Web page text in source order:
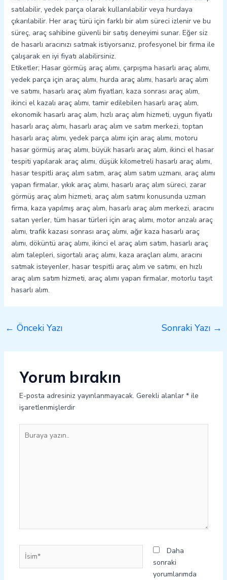
satılabilir, yedek parça olarak kullanılabilir veya hurdaya
çıkarılabilir. Her araç türü için farklı bir alım süreci izlenir ve bu
süreç, araç sahibine güvenli bir satış deneyimi sunar. Eğer siz
de hasarlı aracınızı satmak istiyorsanız, profesyonel bir firma ile
çalışarak en iyi fiyatı alabilirsiniz.
Etiketler; Hasar görmüş araç alımı, çarpışma hasarlı araç alımı,
yedek parça için araç alımı, hurda araç alımı, hasarlı araç alım
ve satımı, hasarlı araç alım fiyatları, kaza sonrası araç alım,
ikinci el kazalı araç alımı, tamir edilebilen hasarlı araç alım,
ekonomik hasarlı araç alım, hızlı araç alım hizmeti, uygun fiyatlı
hasarlı araç alımı, hasarlı araç alım ve satım merkezi, toptan
hasarlı araç alımı, yedek parça alımı için araç alımı, motoru
hasar görmüş araç alımı, büyük hasarlı araç alım, ikinci el hasar
tespiti yapılarak araç alımı, düşük kilometreli hasarlı araç alımı,
hasar tespitli araç alım satım, araç alım satım uzmanı, araç alımı
yapan firmalar, yıkık araç alımı, hasarlı araç alım süreci, zarar
görmüş araç alım hizmeti, araç alım satımı konusunda uzman
firma, kaza yapılmış araç alım, hasarlı araç alım merkezi, aracını
satan yerler, tüm hasar türleri için araç alımı, motor arızalı araç
alımı, trafik kazası sonrası araç alımı, ağır kaza hasarlı araç
alımı, döküntü araç alımı, ikinci el araç alım satım, hasarlı araç
alım talepleri, sigortalı araç alımı, kaza araçları alımı, aracını
satmak isteyenler, hasar tespitli araç alım ve satımı, en hızlı
araç alım satım hizmeti, araç alımı yapan firmalar, motorlu taşıt
hasarlı alım.
← Önceki Yazı Sonraki Yazı →
Yorum bırakın
E-posta adresiniz yayınlanmayacak. Gerekli alanlar *ile
işaretlenmişlerdir
yazın..
İsim*
Daha
sonraki
yorumlarımda